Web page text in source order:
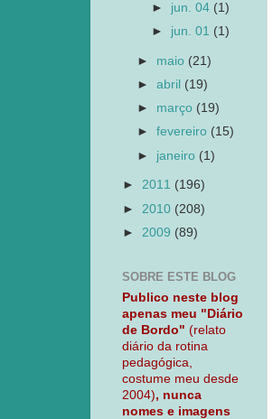
► jun. 04 (1)
► jun. 01 (1)
► maio (21)
►abril (19)
► março (19)
►fevereiro (15)
► janeiro (1)
► 2011 (196)
► 2010 (208)
► 2009 (89)
SOBRE ESTE BLOG
Publico neste blog
apenas meu "Diário
de Bordo" (relato
diário da rotina
pedagógica,
costume meu desde
2004), nunca
nomes e imagens